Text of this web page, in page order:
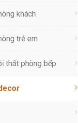
khách
trẻ em
thất phòng bếp